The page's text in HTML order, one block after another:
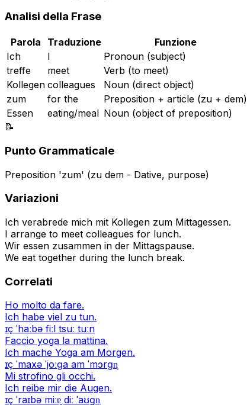
Analisi della Frase
Parola Traduzione
Funzione
Ich
I
Pronoun (subject)
treffe
meet
Verb (to meet)
Kollegen colleagues
Noun (direct object)
zum
for the
Preposition + article (zu + dem)
Essen
eating/meal Noun (object of preposition)
📝
Punto Grammaticale
Preposition 'zum' (zu dem - Dative, purpose)
Variazioni
Ich verabrede mich mit Kollegen zum Mittagessen.
I arrange to meet colleagues for lunch.
Wir essen zusammen in der Mittagspause.
We eat together during the lunch break.
Correlati
Ho molto da fare.
Ich habe viel zu tun.
ɪç ˈhaːbə fiːl tsuː tuːn
Faccio yoga la mattina.
Ich mache Yoga am Morgen.
ɪç ˈmaxə ˈjoːɡa am ˈmɔrɡn̩
Mi strofino gli occhi.
Ich reibe mir die Augen.
ɪç ˈraɪbə miːɐ̯ diː ˈaʊɡn̩